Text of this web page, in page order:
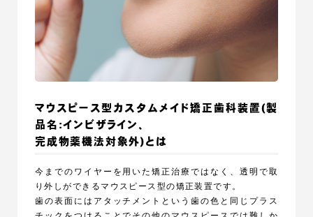
マウスピース型カスタムメイド矯正歯科装置(製
品名:インビザライン、
完成物薬機法対象外)とは
今までのワイヤーを用いた矯正治療ではなく、透明で取
り外しができるマウスピース型の矯正装置です。
歯の表面にはアタッチメントという歯の色と同じプラス